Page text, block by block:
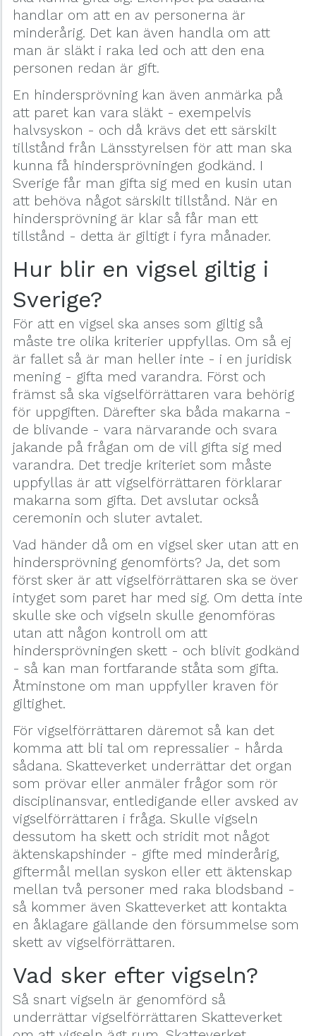
handlar om att en av personerna är
minderårig. Det kan även handla om att
man är släkt i raka led och att den ena
personen redan är gift.
En hindersprövning kan även anmärka på
att paret kan vara släkt - exempelvis
halvsyskon - och då krävs det ett särskilt
tillstånd från Länsstyrelsen för att man ska
kunna få hindersprövningen godkänd. I
Sverige får man gifta sig med en kusin utan
att behöva något särskilt tillstånd. När en
hindersprövning är klar så får man ett
tillstånd - detta är giltigt i fyra månader.
Hur blir en vigsel giltig i
Sverige?
För att en vigsel ska anses som giltig så
måste tre olika kriterier uppfyllas. Om så ej
är fallet så är man heller inte - i en juridisk
mening - gifta med varandra. Först och
främst så ska vigselförrättaren vara behörig
för uppgiften. Därefter ska båda makarna -
de blivande - vara närvarande och svara
jakande på frågan om de vill gifta sig med
varandra. Det tredje kriteriet som måste
uppfyllas är att vigselförrättaren förklarar
makarna som gifta. Det avslutar också
ceremonin och sluter avtalet.
Vad händer då om en vigsel sker utan att en
hindersprövning genomförts? Ja, det som
först sker är att vigselförrättaren ska se över
intyget som paret har med sig. Om detta inte
skulle ske och vigseln skulle genomföras
utan att någon kontroll om att
hindersprövningen skett - och blivit godkänd
- så kan man fortfarande ståta som gifta.
Åtminstone om man uppfyller kraven för
giltighet.
För vigselförrättaren däremot så kan det
komma att bli tal om repressalier - hårda
sådana. Skatteverket underrättar det organ
som prövar eller anmäler frågor som rör
disciplinansvar, entledigande eller avsked av
vigselförrättaren i fråga. Skulle vigseln
dessutom ha skett och stridit mot något
äktenskapshinder - gifte med minderårig,
giftermål mellan syskon eller ett äktenskap
mellan två personer med raka blodsband -
så kommer även Skatteverket att kontakta
en åklagare gällande den försummelse som
skett av vigselförrättaren.
Vad sker efter vigseln?
Så snart vigseln är genomförd så
underrättar vigselförrättaren Skatteverket